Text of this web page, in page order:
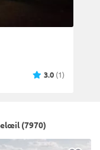
3.0 (1)
(7970)